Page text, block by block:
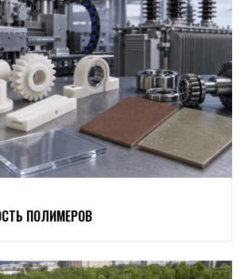
ПОЛИМЕРОВ